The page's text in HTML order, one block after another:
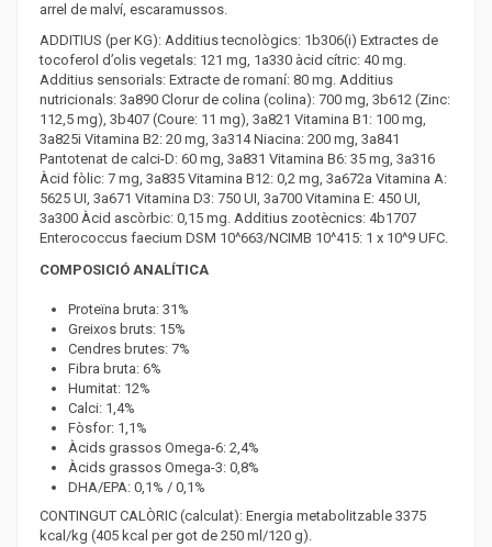
arrel de malví, escaramussos.
ADDITIUS (per KG): Additius tecnològics: 1b306(i) Extractes de
tocoferol d’olis vegetals: 121 mg, 1a330 àcid cítric: 40 mg.
Additius sensorials: Extracte de romaní: 80 mg. Additius
nutricionals: 3a890 Clorur de colina (colina): 700 mg, 3b612 (Zinc:
112,5 mg), 3b407 (Coure: 11 mg), 3a821 Vitamina B1: 100 mg,
3a825i Vitamina B2: 20 mg, 3a314 Niacina: 200 mg, 3a841
Pantotenat de calci-D: 60 mg, 3a831 Vitamina B6: 35 mg, 3a316
Àcid fòlic: 7 mg, 3a835 Vitamina B12: 0,2 mg, 3a672a Vitamina A:
5625 UI, 3a671 Vitamina D3: 750 UI, 3a700 Vitamina E: 450 UI,
3a300 Àcid ascòrbic: 0,15 mg. Additius zootècnics: 4b1707
Enterococcus faecium DSM 10^663/NCIMB 10^415: 1 x 10^9 UFC.
COMPOSICIÓ ANALÍTICA
Proteïna bruta: 31%
Greixos bruts: 15%
Cendres brutes: 7%
Fibra bruta: 6%
Humitat: 12%
Calci: 1,4%
Fòsfor: 1,1%
Àcids grassos Omega-6: 2,4%
Àcids grassos Omega-3: 0,8%
DHA/EPA: 0,1% / 0,1%
CONTINGUT CALÒRIC (calculat): Energia metabolitzable 3375
kcal/kg (405 kcal per got de 250 ml/120 g).